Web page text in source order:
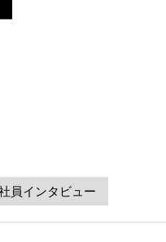
員インタビュー